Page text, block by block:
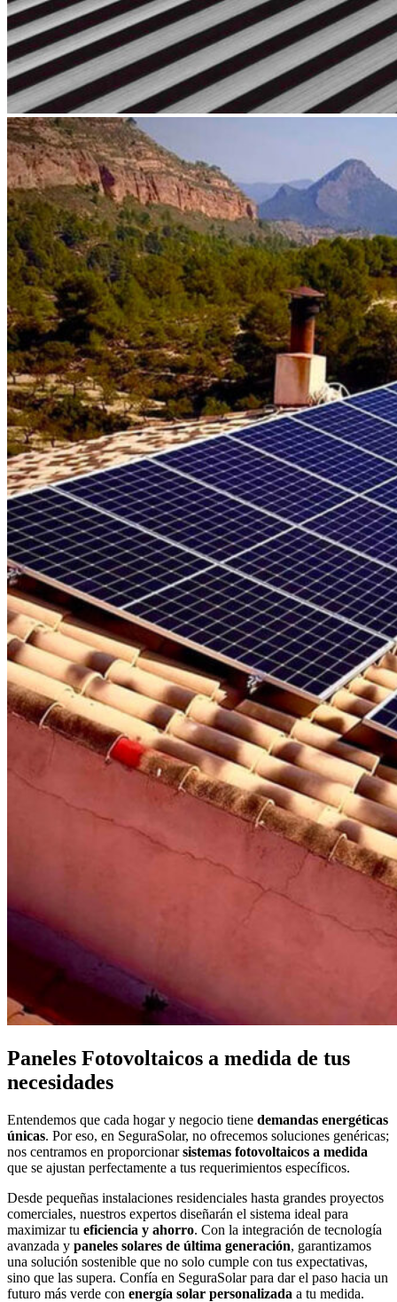
Paneles Fotovoltaicos a medida de tus
necesidades
Entendemos que cada hogar y negocio tiene demandas energéticas
únicas. Por eso, en SeguraSolar, no ofrecemos soluciones genéricas;
nos centramos en proporcionarsistemas fotovoltaicos a medida
que se ajustan perfectamente a tus requerimientos específicos.
Desde pequeñas instalaciones residenciales hasta grandes proyectos
comerciales, nuestros expertos diseñarán el sistema ideal para
maximizar tu eficiencia y ahorro. Con la integración de tecnología
avanzada y paneles solares de última generación, garantizamos
una solución sostenible que no solo cumple con tus expectativas,
sino que las supera. Confía en SeguraSolar para dar el paso hacia un
futuro más verde con energía solar personalizada a tu medida.